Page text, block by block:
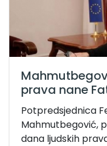
prava nane
Potpredsjednica
Mahmutbegović,
dana ljudskih